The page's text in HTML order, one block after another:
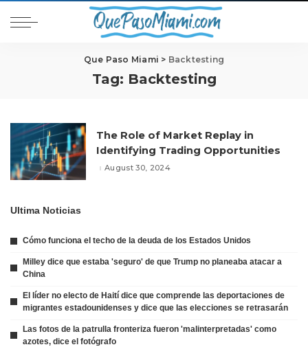
Que Paso Miami > Backtesting
Tag: Backtesting
The Role of Market Replay in
Identifying Trading Opportunities
August 30, 2024
Ultima Noticias
Cómo funciona el techo de la deuda de los Estados Unidos
Milley dice que estaba 'seguro' de que Trump no planeaba atacar a
China
El líder no electo de Haití dice que comprende las deportaciones de
migrantes estadounidenses y dice que las elecciones se retrasarán
Las fotos de la patrulla fronteriza fueron 'malinterpretadas' como
azotes, dice el fotógrafo